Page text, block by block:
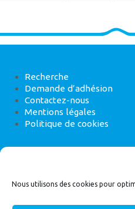
Nous utilisons des cookies pour
Recherche
Demande d’adhésion
Contactez-nous
Mentions légales
Politique de cookies